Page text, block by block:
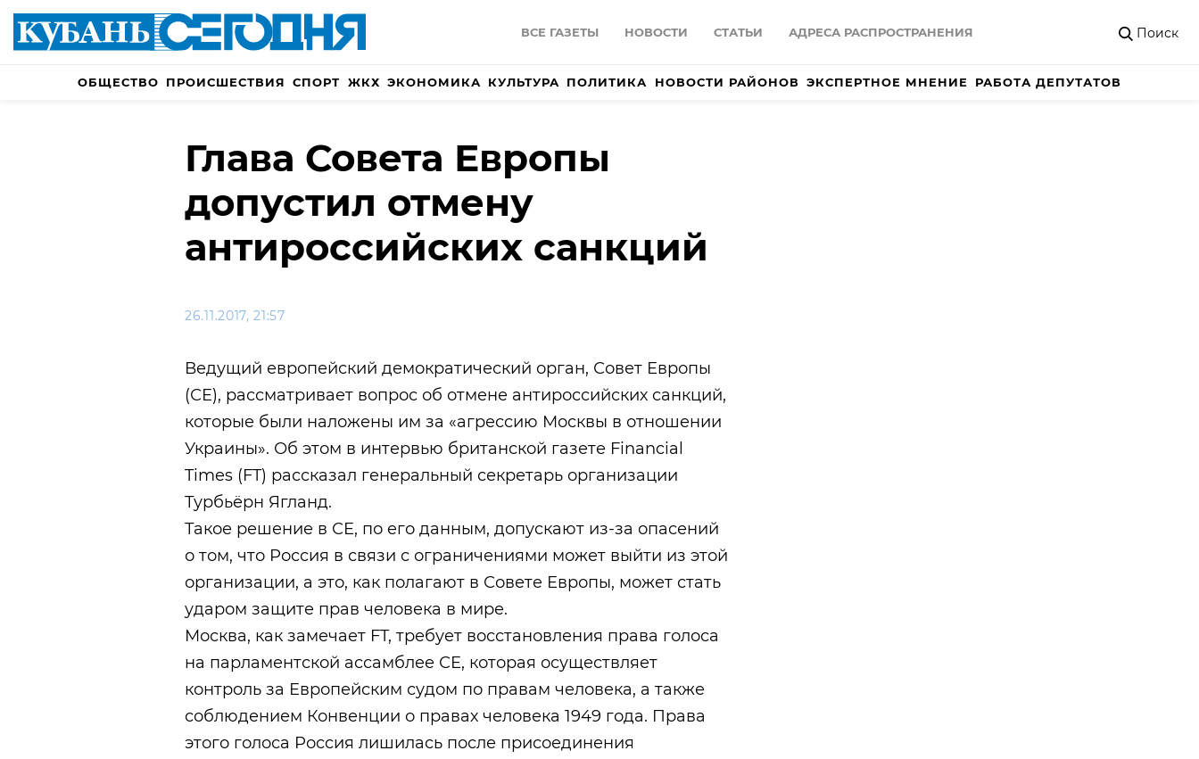
ВСЕ ГАЗЕТЫ НОВОСТИ СТАТЬИ АДРЕСА РАСПРОСТРАНЕНИЯ Поиск
ОБЩЕСТВО ПРОИСШЕСТВИЯ СПОРТ ЖКХ ЭКОНОМИКА КУЛЬТУРА ПОЛИТИКА НОВОСТИ РАЙОНОВ ЭКСПЕРТНОЕ МНЕНИЕ РАБОТА ДЕПУТАТОВ
Глава Совета Европы
допустил отмену
антироссийских санкций
26.11.2017, 21:57
Ведущий европейский демократический орган, Совет Европы
(СЕ), рассматривает вопрос об отмене антироссийских санкций,
которые были наложены им за «агрессию Москвы в отношении
Украины». Об этом в интервью британской газете Financial
Times (FT) рассказал генеральный секретарь организации
Турбьёрн Ягланд.
Такое решение в СЕ, по его данным, допускают из-за опасений
о том, что Россия в связи с ограничениями может выйти из этой
организации, а это, как полагают в Совете Европы, может стать
ударом защите прав человека в мире.
Москва, как замечает FT, требует восстановления права голоса
на парламентской ассамблее СЕ, которая осуществляет
контроль за Европейским судом по правам человека, а также
соблюдением Конвенции о правах человека 1949 года. ​Права
этого голоса Россия лишилась после присоединения